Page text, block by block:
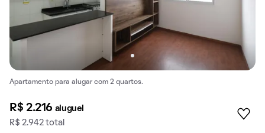
Apartamento para alugar com 2 quartos.
R$ 2.216 aluguel
R$ 2.942 total